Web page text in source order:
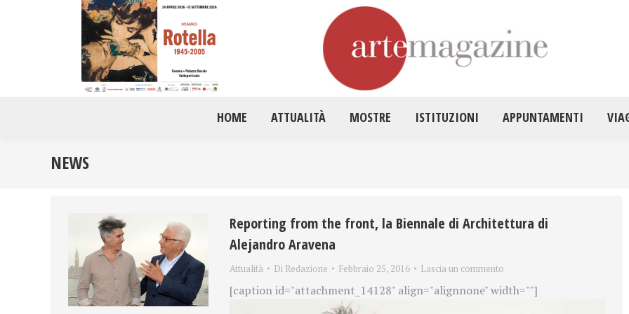
HOME ATTUALITÀ MOSTRE ISTITUZIONI APPUNTAMENTI
NEWS
Reporting from the front, la Biennale di Architettura di
Alejandro Aravena
Attualità Di Redazione Febbraio 25, 2016 Lascia un commento
[caption id="attachment_14128" align="alignnone" width=""]
HOME